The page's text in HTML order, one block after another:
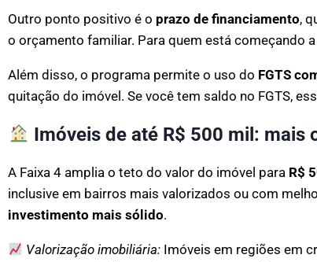
Outro ponto positivo é o prazo de financiamento,
o orçamento familiar. Para quem está começando
Além disso, o programa permite o uso do FGTS
quitação do imóvel. Se você tem saldo no FGTS,
Imóveis de até R$ 500 mil: mais
A Faixa 4 amplia o teto do valor do imóvel para R$
inclusive em bairros mais valorizados ou com
investimento mais sólido.
Valorização imobiliária: Imóveis em regiões em